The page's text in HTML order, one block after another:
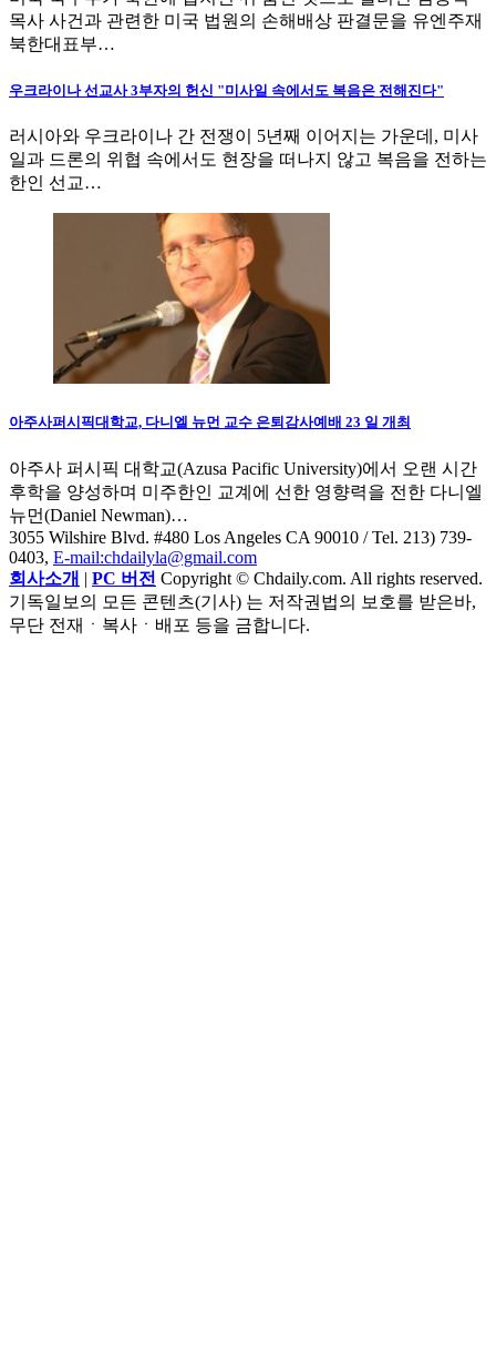
목사 사건과 관련한 미국 법원의 손해배상 판결문을 유엔주재
북한대표부…
우크라이나 선교사 3부자의 헌신 "미사일 속에서도 복음은 전해진다"
러시아와 우크라이나 간 전쟁이 5년째 이어지는 가운데, 미사
일과 드론의 위협 속에서도 현장을 떠나지 않고 복음을 전하는
한인 선교…
아주사퍼시픽대학교, 다니엘 뉴먼 교수 은퇴감사예배 23 일 개최
아주사 퍼시픽 대학교(Azusa Pacific University)에서 오랜 시간
후학을 양성하며 미주한인 교계에 선한 영향력을 전한 다니엘
뉴먼(Daniel Newman)…
3055 Wilshire Blvd. #480 Los Angeles CA 90010 / Tel. 213) 739-
0403, E-mail:chdailyla@gmail.com
회사소개 | PC 버전 Copyright © Chdaily.com. All rights reserved.
기독일보의 모든 콘텐츠(기사) 는 저작권법의 보호를 받은바,
무단 전재ㆍ복사ㆍ배포 등을 금합니다.